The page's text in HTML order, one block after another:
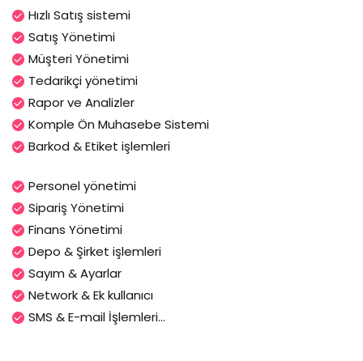
Hızlı Satış sistemi
Satış Yönetimi
Müşteri Yönetimi
Tedarikçi yönetimi
Rapor ve Analizler
Komple Ön Muhasebe Sistemi
Barkod & Etiket işlemleri
Personel yönetimi
Sipariş Yönetimi
Finans Yönetimi
Depo & Şirket işlemleri
Sayım & Ayarlar
Network & Ek kullanıcı
SMS & E-mail İşlemleri...